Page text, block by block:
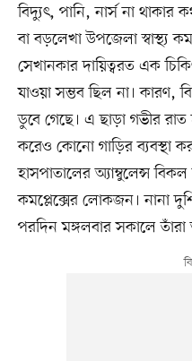
বিদ্যুৎ, পানি, নার্স না
বা বড়লেখা উপজেলা স্বাস্থ্য
সেখানকার দায়িত্বরত এক
যাওয়া সম্ভব ছিল না। কারণ,
ডুবে গেছে। এ ছাড়া গভীর রাত
করেও কোনো গাড়ির ব্যবস্থা
হাসপাতালের অ্যাম্বুলেন্স
কমপ্লেক্সের লোকজন। নানা
পরদিন মঙ্গলবার সকালে